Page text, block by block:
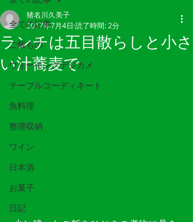
全ての記事
ご飯もの
ウォーキングデジカメ
テーブルコーディネート
魚料理
整理収納
ワイン
日本酒
お菓子
日記
ランチは五目散らしと小さ
い汁蕎麦で
猪名川久美子
2017年7月4日 読了時間: 2分